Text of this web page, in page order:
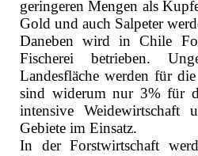
geringeren Mengen als
Gold und auch Salpeter
Daneben wird in Chile
Fischerei betrieben.
Landesfläche werden für
sind widerum nur 3% für
intensive Weidewirtschaft
Gebiete im Einsatz.
In der Forstwirtschaft